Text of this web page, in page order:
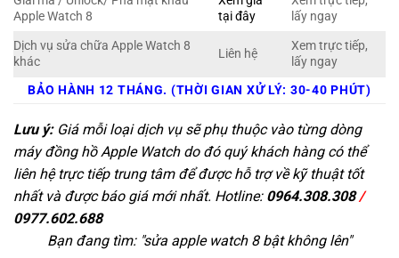
Apple Watch 8
tại đây
lấy ngay
Dịch vụ sửa chữa Apple Watch 8
khác
Liên hệ
Xem trực tiếp,
lấy ngay
BẢO HÀNH 12 THÁNG. (THỜI GIAN XỬ LÝ: 30-40 PHÚT)
Lưu ý:Giá mỗi loại dịch vụ sẽ phụ thuộc vào từng dòng
máy đồng hồ Apple Watch do đó quý khách hàng có thể
liên hệ trực tiếp trung tâm để được hỗ trợ về kỹ thuật tốt
nhất và được báo giá mới nhất. Hotline: 0964.308.308/
0977.602.688
Bạn đang tìm: "sửa apple watch 8 bật không lên"